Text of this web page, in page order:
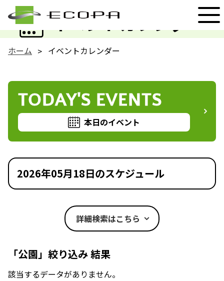
イベントカレンダー
EVENT
ホーム イベントカレンダー
TODAY'S EVENTS
本日のイベント
2026年05月18日のスケジュール
詳細検索はこちら
「公園」絞り込み 結果
該当するデータがありません。